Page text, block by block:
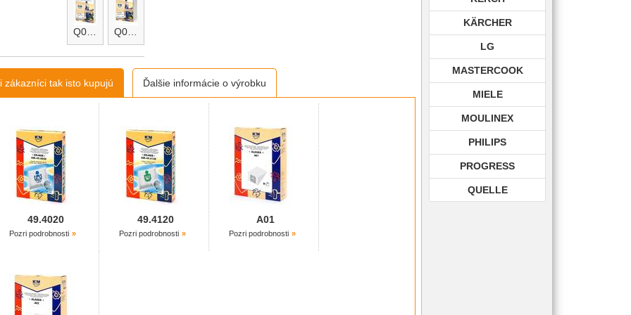
zákazníci tak isto kupujú Ďalšie informácie o výrobku
49.4020
Pozri podrobnosti
49.4120
Pozri podrobnosti
A01
Pozri podrobnosti
KÄRCHER
LG
MASTERCOOK
MIELE
MOULINEX
PHILIPS
PROGRESS
QUELLE